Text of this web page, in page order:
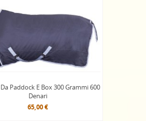
Paddock E Box 300 Grammi 600
Denari
65,00 €